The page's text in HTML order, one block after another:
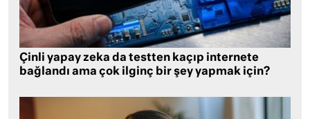
Çinli yapay zeka da testten kaçıp internete
bağlandı ama çok ilginç bir şey yapmak için?